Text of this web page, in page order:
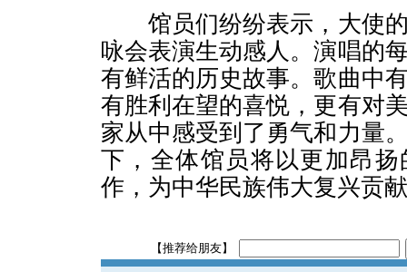
馆员们纷纷表示，大使的
咏会表演生动感人。演唱的
有鲜活的历史故事。歌曲中
有胜利在望的喜悦，更有对
家从中感受到了勇气和力量
下，全体馆员将以更加昂
作，为中华民族伟大复兴贡
【推荐给朋友】